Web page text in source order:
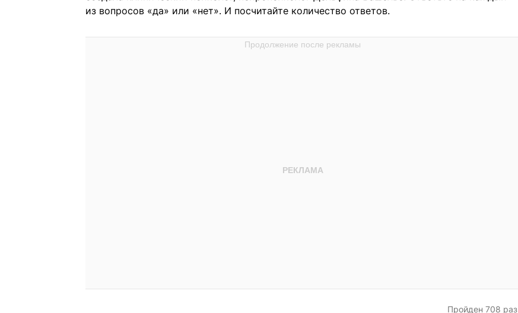
из вопросов «да» или «нет». И посчитайте количество ответов.
Пройден 708 раз